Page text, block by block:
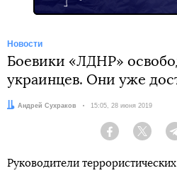
Новости
Боевики «ЛДНР»
украинцев. Они уже
Автор:
Андрей Сухраков Дата:
15:05, 28 июня 2019
Facebook Twitter
Руководители